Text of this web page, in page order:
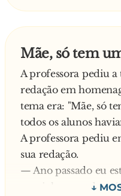
na Avenida S. João
O louro então
militar. O pelotão
vendo o porto e o
— Onde vamos? -
guerra. Já em alto
blecaute do navio, o
continua a
— Como e? Vai ou
vamos? - Calado!
militar. Finalmente
Mãe, só tem
A professora pediu a
redação em
tema era: "Mãe, só
todos os alunos
A professora pediu
sua redação.
— Ano passado eu
pracinha quando